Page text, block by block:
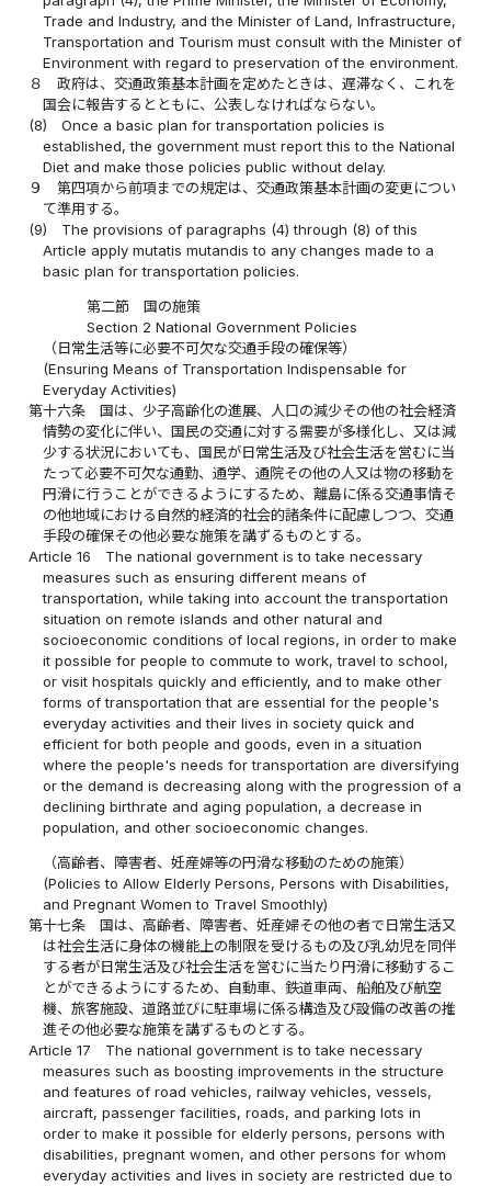
Trade and Industry, and the Minister of Land, Infrastructure,
Transportation and Tourism must consult with the Minister of
Environment with regard to preservation of the environment.
８
政府は、交通政策基本計画を定めたときは、遅滞なく、これを
国会に報告するとともに、公表しなければならない。
(8)
Once a basic plan for transportation policies is
established, the government must report this to the National
Diet and make those policies public without delay.
９
第四項から前項までの規定は、交通政策基本計画の変更につい
て準用する。
(9)
The provisions of paragraphs (4) through (8) of this
Article apply mutatis mutandis to any changes made to a
basic plan for transportation policies.
第二節 国の施策
Section 2 National Government Policies
（日常生活等に必要不可欠な交通手段の確保等）
(Ensuring Means of Transportation Indispensable for
Everyday Activities)
第十六条
国は、少子高齢化の進展、人口の減少その他の社会経済
情勢の変化に伴い、国民の交通に対する需要が多様化し、又は減
少する状況においても、国民が日常生活及び社会生活を営むに当
たって必要不可欠な通勤、通学、通院その他の人又は物の移動を
円滑に行うことができるようにするため、離島に係る交通事情そ
の他地域における自然的経済的社会的諸条件に配慮しつつ、交通
手段の確保その他必要な施策を講ずるものとする。
Article 16
The national government is to take necessary
measures such as ensuring different means of
transportation, while taking into account the transportation
situation on remote islands and other natural and
socioeconomic conditions of local regions, in order to make
it possible for people to commute to work, travel to school,
or visit hospitals quickly and efficiently, and to make other
forms of transportation that are essential for the people's
everyday activities and their lives in society quick and
efficient for both people and goods, even in a situation
where the people's needs for transportation are diversifying
or the demand is decreasing along with the progression of a
declining birthrate and aging population, a decrease in
population, and other socioeconomic changes.
（高齢者、障害者、妊産婦等の円滑な移動のための施策）
(Policies to Allow Elderly Persons, Persons with Disabilities,
and Pregnant Women to Travel Smoothly)
第十七条
国は、高齢者、障害者、妊産婦その他の者で日常生活又
は社会生活に身体の機能上の制限を受けるもの及び乳幼児を同伴
する者が日常生活及び社会生活を営むに当たり円滑に移動するこ
とができるようにするため、自動車、鉄道車両、船舶及び航空
機、旅客施設、道路並びに駐車場に係る構造及び設備の改善の推
進その他必要な施策を講ずるものとする。
Article 17
The national government is to take necessary
measures such as boosting improvements in the structure
and features of road vehicles, railway vehicles, vessels,
aircraft, passenger facilities, roads, and parking lots in
order to make it possible for elderly persons, persons with
disabilities, pregnant women, and other persons for whom
everyday activities and lives in society are restricted due to